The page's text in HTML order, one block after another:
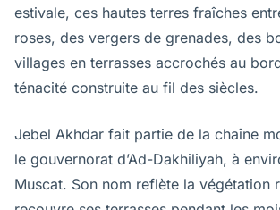
estivale, ces hautes terres fraîches
roses, des vergers de grenades, des
villages en terrasses accrochés au
ténacité construite au fil des siècles.
Jebel Akhdar fait partie de la chaîne
le gouvernorat d’Ad-Dakhiliyah, à
Muscat. Son nom reflète la végétation